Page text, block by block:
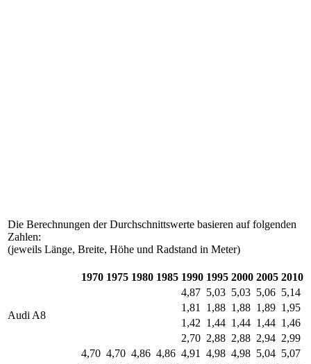
Die Berechnungen der Durchschnittswerte basieren auf folgenden
Zahlen:
(jeweils Länge, Breite, Höhe und Radstand in Meter)
1970 1975 1980 1985 1990 1995 2000 2005 2010
Audi A8
4,87 5,03 5,03 5,06 5,14
1,81
1,88 1,88 1,89 1,95
1,42 1,44 1,44 1,44 1,46
2,70 2,88 2,88 2,94 2,99
4,70 4,70 4,86 4,86 4,91 4,98 4,98 5,04 5,07